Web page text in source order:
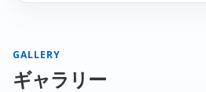
GALLERY
ギャラリー